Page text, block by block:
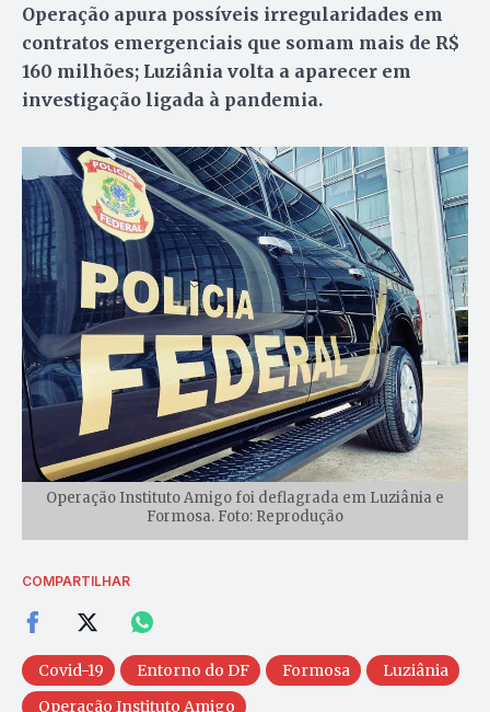
Operação apura possíveis irregularidades em
contratos emergenciais que somam mais de R$
160 milhões; Luziânia volta a aparecer em
investigação ligada à pandemia.
Operação Instituto Amigo foi deflagrada em Luziânia e
Formosa. Foto: Reprodução
COMPARTILHAR
Covid-19 Entorno do DF Formosa
Luziânia
Operação Instituto Amigo